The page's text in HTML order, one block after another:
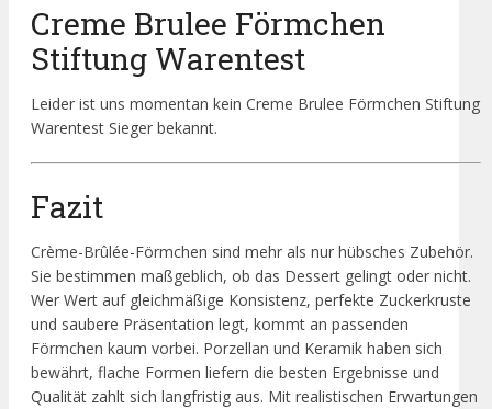
Creme Brulee Förmchen
Stiftung Warentest
Leider ist uns momentan kein Creme Brulee Förmchen Stiftung
Warentest Sieger bekannt.
Fazit
Crème-Brûlée-Förmchen sind mehr als nur hübsches Zubehör.
Sie bestimmen maßgeblich, ob das Dessert gelingt oder nicht.
Wer Wert auf gleichmäßige Konsistenz, perfekte Zuckerkruste
und saubere Präsentation legt, kommt an passenden
Förmchen kaum vorbei. Porzellan und Keramik haben sich
bewährt, flache Formen liefern die besten Ergebnisse und
Qualität zahlt sich langfristig aus. Mit realistischen Erwartungen